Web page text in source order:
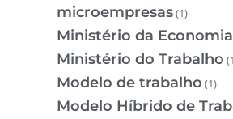
microempresas(1)
Ministério da Economia
Ministério do Trabalho
Modelo de trabalho (1)
Modelo Híbrido de